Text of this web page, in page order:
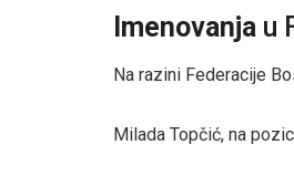
Imenovanja u
Na razini Federacije
Milada Topčić, na